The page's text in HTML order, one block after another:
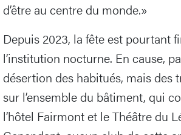
d’être au centre du monde.»
Depuis 2023, la fête est pourtant
l’institution nocturne. En cause,
désertion des habitués, mais des
sur l’ensemble du bâtiment, qui
l’hôtel Fairmont et le Théâtre du